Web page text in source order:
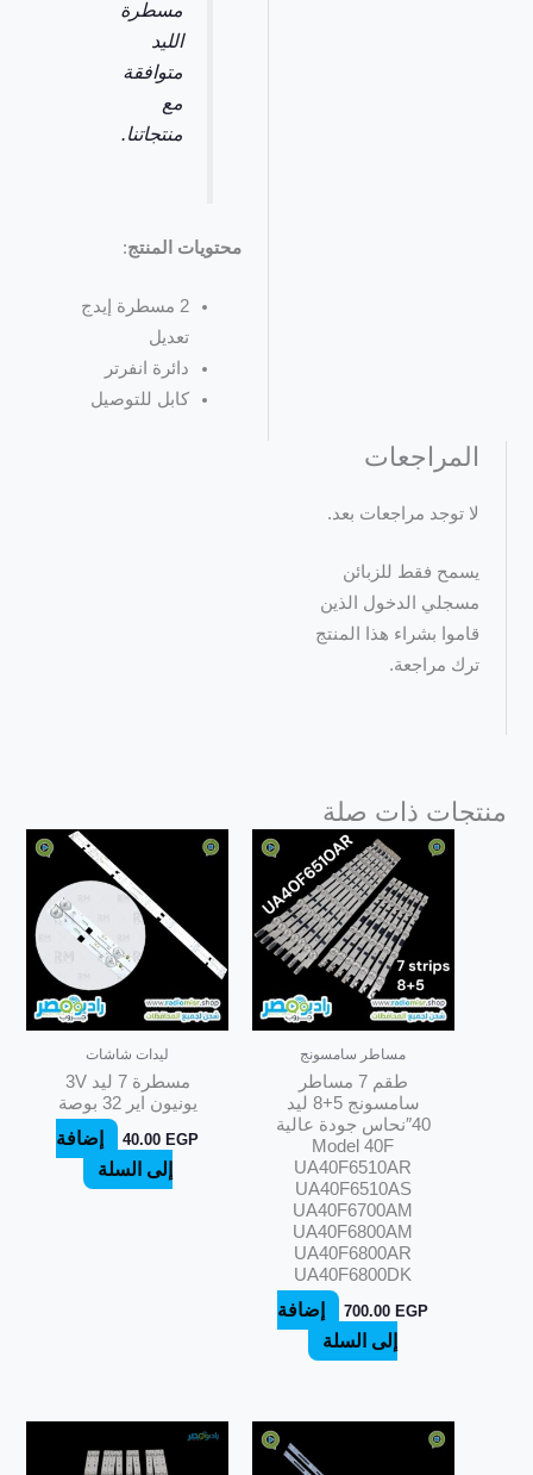
مسطرة
الليد
متوافقة
مع
منتجاتنا.
محتويات المنتج:
2 مسطرة إيدج
تعديل
دائرة انفرتر
كابل للتوصيل
المراجعات
لا توجد مراجعات بعد.
يسمح فقط للزبائن
مسجلي الدخول الذين
قاموا بشراء هذا المنتج
ترك مراجعة.
منتجات ذات صلة
مساطر سامسونج
طقم 7 مساطر
سامسونج 5+8 ليد
40″نحاس جودة عالية
Model 40F
UA40F6510AR
UA40F6510AS
UA40F6700AM
UA40F6800AM
UA40F6800AR
UA40F6800DK
700.00EGP
إضافة
إلى السلة
ليدات شاشات
مسطرة 7 ليد 3V
يونيون اير 32 بوصة
40.00EGP
إضافة
إلى السلة